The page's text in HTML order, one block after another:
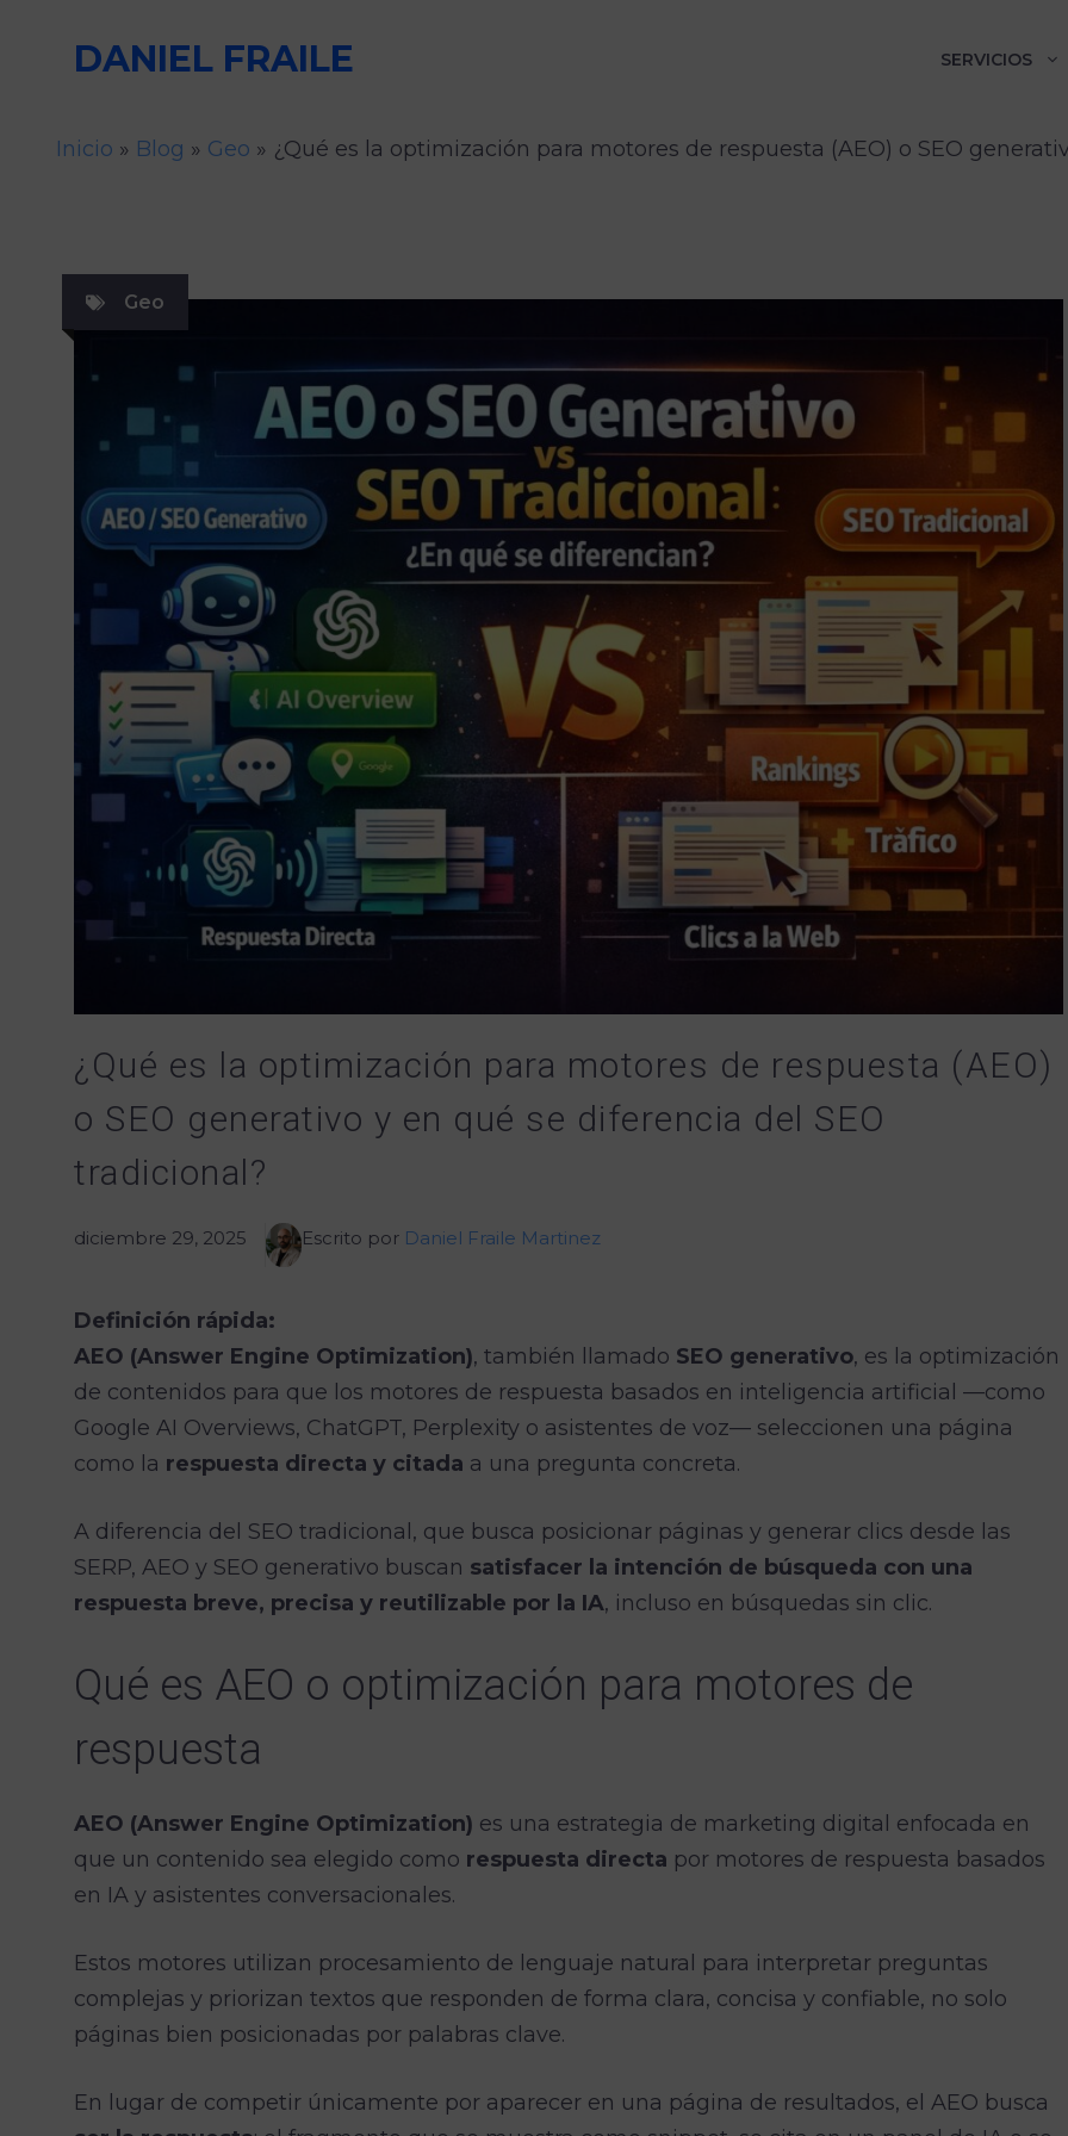
DANIEL FRAILE SERVICIOS
Inicio » Blog » Geo » ¿Qué es la optimización para motores de respuesta (AEO) o SEO
Geo
¿Qué es la optimización para motores de respuesta (AEO)
o SEO generativo y en qué se diferencia del SEO
tradicional?
diciembre 29, 2025 Escrito por Daniel Fraile Martinez
Definición rápida:
AEO (Answer Engine Optimization), también llamado SEO generativo, es la optimización
de contenidos para que los motores de respuesta basados en inteligencia artificial —como
Google AI Overviews, ChatGPT, Perplexity o asistentes de voz— seleccionen una página
como la respuesta directa y citada a una pregunta concreta.
A diferencia del SEO tradicional, que busca posicionar páginas y generar clics desde las
SERP, AEO y SEO generativo buscan satisfacer la intención de búsqueda con una
respuesta breve, precisa y reutilizable por la IA, incluso en búsquedas sin clic.
Qué es AEO o optimización para motores de
respuesta
AEO (Answer Engine Optimization) es una estrategia de marketing digital enfocada en
que un contenido sea elegido como respuesta directa por motores de respuesta basados
en IA y asistentes conversacionales.
Estos motores utilizan procesamiento de lenguaje natural para interpretar preguntas
complejas y priorizan textos que responden de forma clara, concisa y confiable, no solo
páginas bien posicionadas por palabras clave.
En lugar de competir únicamente por aparecer en una página de resultados, el AEO busca